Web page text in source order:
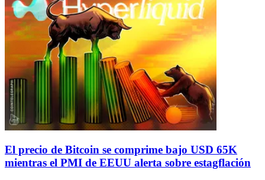
El precio de Bitcoin se comprime bajo USD 65K
mientras el PMI de EEUU alerta sobre estagflación